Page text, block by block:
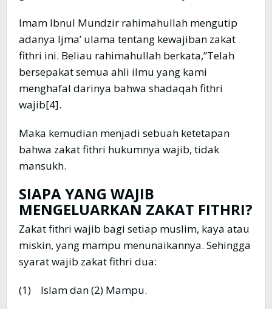
Imam Ibnul Mundzir rahimahullah mengutip
adanya Ijma’ ulama tentang kewajiban zakat
fithri ini. Beliau rahimahullah berkata,”Telah
bersepakat semua ahli ilmu yang kami
menghafal darinya bahwa shadaqah fithri
wajib[4].
Maka kemudian menjadi sebuah ketetapan
bahwa zakat fithri hukumnya wajib, tidak
mansukh.
SIAPA YANG WAJIB
MENGELUARKAN ZAKAT FITHRI?
Zakat fithri wajib bagi setiap muslim, kaya atau
miskin, yang mampu menunaikannya. Sehingga
syarat wajib zakat fithri dua:
(1) Islam dan (2) Mampu.